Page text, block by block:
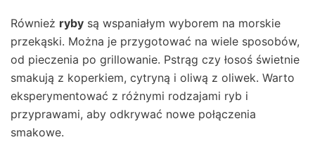
Również ryby są wspaniałym wyborem na morskie
przekąski. Można je przygotować na wiele sposobów,
od pieczenia po grillowanie. Pstrąg czy łosoś świetnie
smakują z koperkiem, cytryną i oliwą z oliwek. Warto
eksperymentować z różnymi rodzajami ryb i
przyprawami, aby odkrywać nowe połączenia
smakowe.